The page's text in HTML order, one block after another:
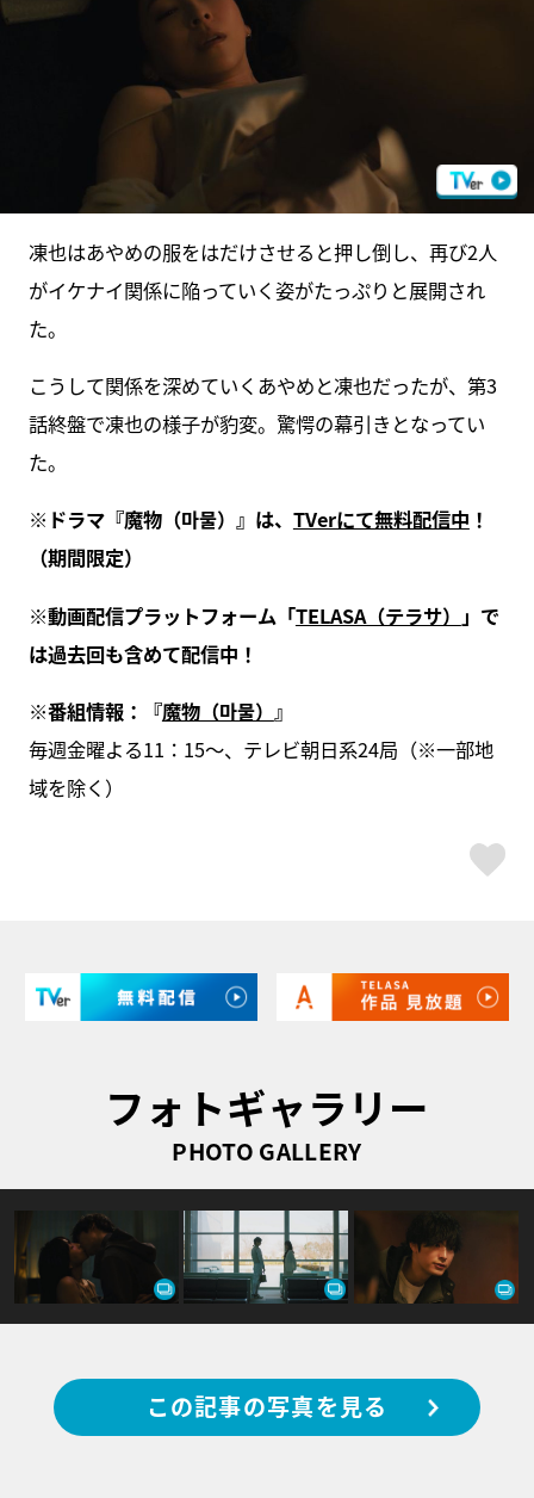
凍也はあやめの服をはだけさせると押し倒し、再び2人
がイケナイ関係に陥っていく姿がたっぷりと展開され
た。
こうして関係を深めていくあやめと凍也だったが、第3
話終盤で凍也の様子が豹変。驚愕の幕引きとなってい
た。
※ドラマ『魔物（마물）』は、 TVerにて無料配信中 ！
（期間限定）
※動画配信プラットフォーム「TELASA（テラサ） 」で
は過去回も含めて配信中！
※番組情報：『魔物（마물） 』
毎週金曜よる11：15～、テレビ朝日系24局（※一部地
域を除く）
フォトギャラリー
PHOTO GALLERY
この記事の写真を見る